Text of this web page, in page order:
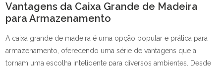
Vantagens da Caixa Grande de Madeira
para Armazenamento
A caixa grande de madeira é uma opção popular e prática para
armazenamento, oferecendo uma série de vantagens que a
tornam uma escolha inteligente para diversos ambientes. Desde